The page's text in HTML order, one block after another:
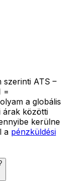
szerinti ATS –
=
a globális
árak közötti
kerülne
a pénzküldési